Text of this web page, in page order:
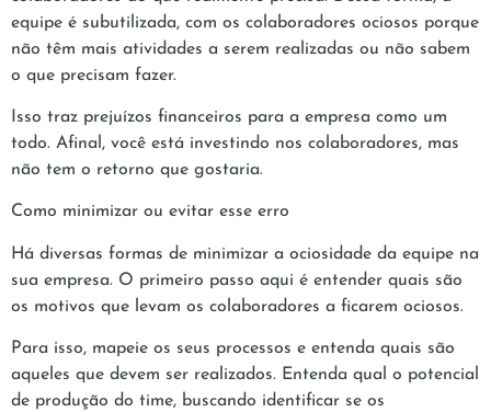
equipe é subutilizada, com os colaboradores ociosos porque
não têm mais atividades a serem realizadas ou não sabem
o que precisam fazer.
Isso traz prejuízos financeiros para a empresa como um
todo. Afinal, você está investindo nos colaboradores, mas
não tem o retorno que gostaria.
Como minimizar ou evitar esse erro
Há diversas formas de minimizar a ociosidade da equipe na
sua empresa. O primeiro passo aqui é entender quais são
os motivos que levam os colaboradores a ficarem ociosos.
Para isso, mapeie os seus processos e entenda quais são
aqueles que devem ser realizados. Entenda qual o potencial
de produção do time, buscando identificar se os